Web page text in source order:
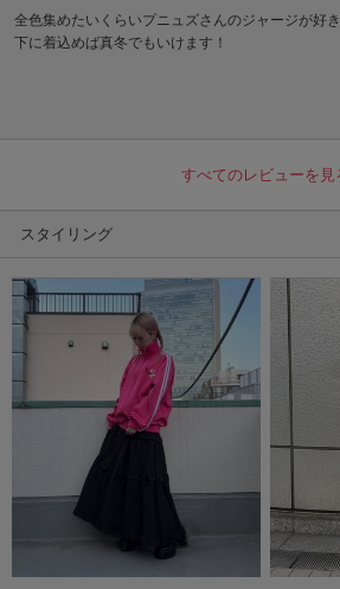
全色集めたいくらいプニュズさんのジャージが好き
下に着込めば真冬でもいけます！
すべてのレビューを見
スタイリング